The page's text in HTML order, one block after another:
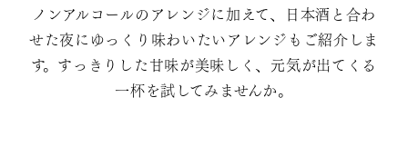
ノンアルコールのアレンジに加えて、日本酒と合わ
せた夜にゆっくり味わいたいアレンジもご紹介しま
す。すっきりした甘味が美味しく、元気が出てくる
一杯を試してみませんか。